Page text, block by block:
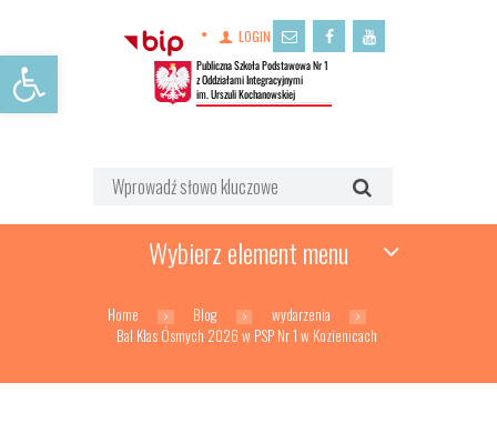
Open toolbar
LOGIN
Wybierz element menu
Home Blog
wydarzenia
Bal Klas Ósmych 2026 w PSP Nr 1 w Kozienicach